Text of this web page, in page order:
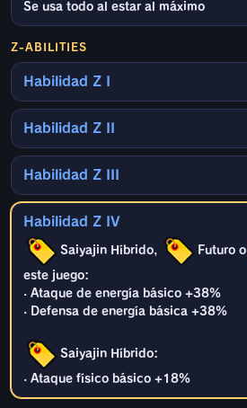
Se usa todo al estar al máximo
Z-ABILITIES
Habilidad Z I
Habilidad Z II
Habilidad Z III
Habilidad Z IV
Saiyajin Híbrido, Futuro o
este juego:
· Ataque de energía básico +38%
· Defensa de energía básica +38%
Saiyajin Híbrido:
· Ataque físico básico +18%